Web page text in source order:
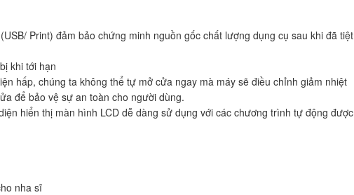
Print) đảm bảo chứng minh nguồn gốc chất lượng dụng cụ sau khi đã tiệt
khi tới hạn
hấp, chúng ta không thể tự mở cửa ngay mà máy sẽ điều chỉnh giảm nhiệt
để bảo vệ sự an toàn cho người dùng.
hiển thị màn hình LCD dễ dàng sử dụng với các chương trình tự động được
nha sĩ